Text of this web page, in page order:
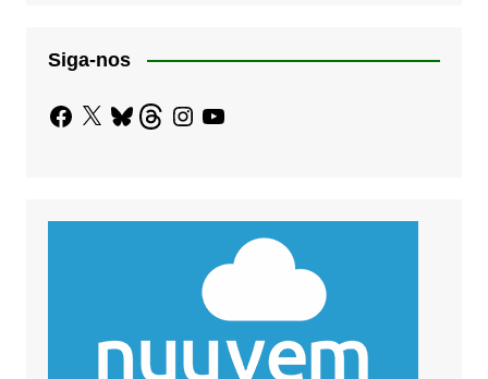
Siga-nos
Facebook
X BlueskyThreadsInstagram
YouTube